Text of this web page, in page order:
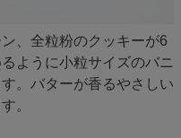
、全粒粉のクッキーが6
ように小粒サイズのバニ
。バターが香るやさしい
。